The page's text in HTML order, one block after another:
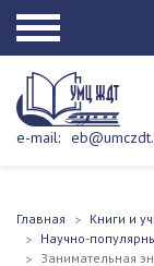
e-mail:
Главная Книги и
Научно-
Занимательная